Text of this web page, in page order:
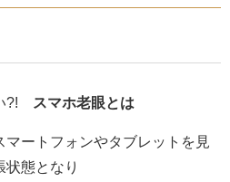
?! スマホ老眼とは
マートフォンやタブレットを見
態となり